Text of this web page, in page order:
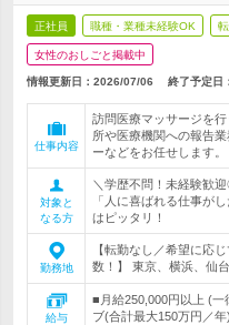
正社員 職種・業種未経験OK
女性のおしごと掲載中
情報更新日：2026/07/06 終了予定日：
仕事内容
訪問医療マッサージを
所や医療機関への報告
ーなどをお任せします。
対象と
なる方
＼学歴不問！未経験歓
「人に喜ばれる仕事が
はピッタリ！
勤務地
【転勤なし／希望に応
数！】 東京、横浜、仙
給与
■月給250,000円以上 (一
ブ(合計最大150万円／